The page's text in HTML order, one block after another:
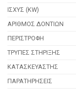
ΙΣΧΥΣ (KW)
ΑΡΙΘΜΟΣ ΔΟΝΤΙΩΝ
ΠΕΡΙΣΤΡΟΦΗ
ΤΡΥΠΕΣ ΣΤΗΡΙΞΗΣ
ΚΑΤΑΣΚΕΥΑΣΤΗΣ
ΠΑΡΑΤΗΡΗΣΕΙΣ